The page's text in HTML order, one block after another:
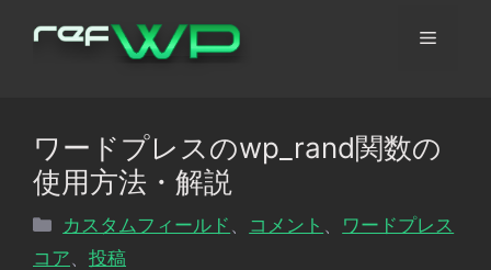
メ
ー
ワードプレスのwp_rand関数の
使用方法・解説
カ
テ
カスタムフィールド コメント
ワードプレス
コア
投稿